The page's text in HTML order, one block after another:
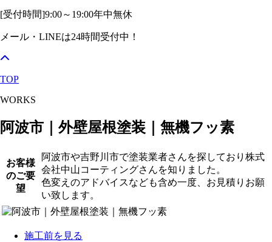
[受付時間]9:00～19:00年中無休
メール・LINEは24時間受付中！
TOP
WORKS
阿波市｜外壁屋根塗装｜無機フッ素
お客様
のご要
望
阿波市や吉野川市で塗装業者さんを探しており株式
会社中山コーティングさんを知りました。
色変えのアドバイスなども含め一度、お見積りお願
い致します。
施工前を見る